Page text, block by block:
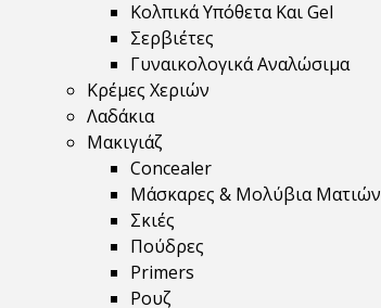
Κολπικά Υπόθετα Και Gel
Σερβιέτες
Γυναικολογικά Αναλώσιμα
Κρέμες Χεριών
Λαδάκια
Μακιγιάζ
Concealer
Μάσκαρες & Μολύβια Ματιών
Σκιές
Πούδρες
Primers
Ρουζ